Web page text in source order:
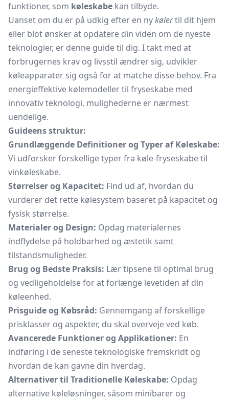
funktioner, som køleskabe kan tilbyde.
Uanset om du er på udkig efter en nykølertil dit hjem
eller blot ønsker at opdatere din viden om de nyeste
teknologier, er denne guide til dig. I takt med at
forbrugernes krav og livsstil ændrer sig, udvikler
køleapparater sig også for at matche disse behov. Fra
energieffektive kølemodeller til fryseskabe med
innovativ teknologi, mulighederne er nærmest
uendelige.
Guideens struktur:
Grundlæggende Definitioner og Typer af Køleskabe:
Vi udforsker forskellige typer fra køle-fryseskabe til
vinkøleskabe.
Størrelser og Kapacitet: Find ud af, hvordan du
vurderer det rette kølesystem baseret på kapacitet og
fysisk størrelse.
Materialer og Design: Opdag materialernes
indflydelse på holdbarhed og æstetik samt
tilstandsmuligheder.
Brug og Bedste Praksis: Lær tipsene til optimal brug
og vedligeholdelse for at forlænge levetiden af din
køleenhed.
Prisguide og Købsråd: Gennemgang af forskellige
prisklasser og aspekter, du skal overveje ved køb.
Avancerede Funktioner og Applikationer: En
indføring i de seneste teknologiske fremskridt og
hvordan de kan gavne din hverdag.
Alternativer til Traditionelle Køleskabe: Opdag
alternative køleløsninger, såsom minibarer og